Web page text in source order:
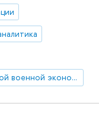
Институт мировой военной экономики и стратегии